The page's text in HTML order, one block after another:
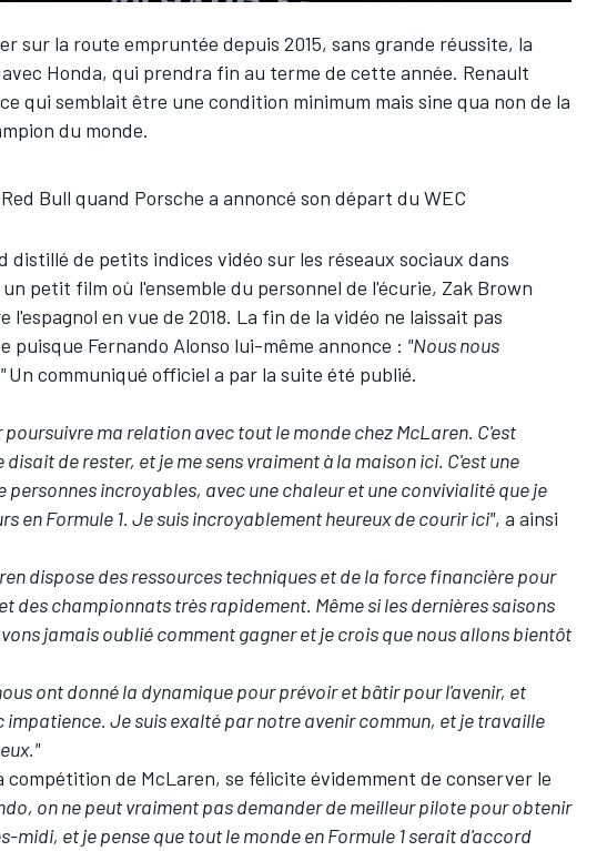
sur la route empruntée depuis 2015, sans grande réussite, la
Honda, qui prendra fin au terme de cette année. Renault
qui semblait être une condition minimum mais sine qua non de la
du monde.
Bull quand Porsche a annoncé son départ du WEC
distillé de petits indices vidéo sur les réseaux sociaux dans
petit film où l'ensemble du personnel de l'écurie, Zak Brown
l'espagnol en vue de 2018. La fin de la vidéo ne laissait pas
puisque Fernando Alonso lui-même annonce : "Nous nous
Un communiqué officiel a par la suite été publié.
ma relation avec tout le monde chez McLaren. C'est
de rester, et je me sens vraiment à la maison ici. C'est une
incroyables, avec une chaleur et une convivialité que je
en Formule 1. Je suis incroyablement heureux de courir ici", a ainsi
dispose des ressources techniques et de la force financière pour
des championnats très rapidement. Même si les dernières saisons
jamais oublié comment gagner et je crois que nous allons bientôt
ont donné la dynamique pour prévoir et bâtir pour l'avenir, et
Je suis exalté par notre avenir commun, et je travaille
de McLaren, se félicite évidemment de conserver le
on ne peut vraiment pas demander de meilleur pilote pour obtenir
midi, et je pense que tout le monde en Formule 1 serait d'accord